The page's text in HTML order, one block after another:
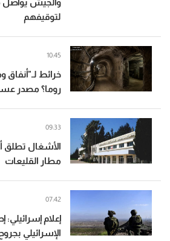
لتوقيفهم
خرائط لـ"أنفاق
روما؟ مصدر
10:45
الأشغال تطلق
مطار القليعات
09:33
إعلام
الإسرائيلي
07:42